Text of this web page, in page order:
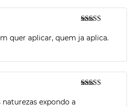
de 5
quer aplicar, quem ja aplica.
expondo a